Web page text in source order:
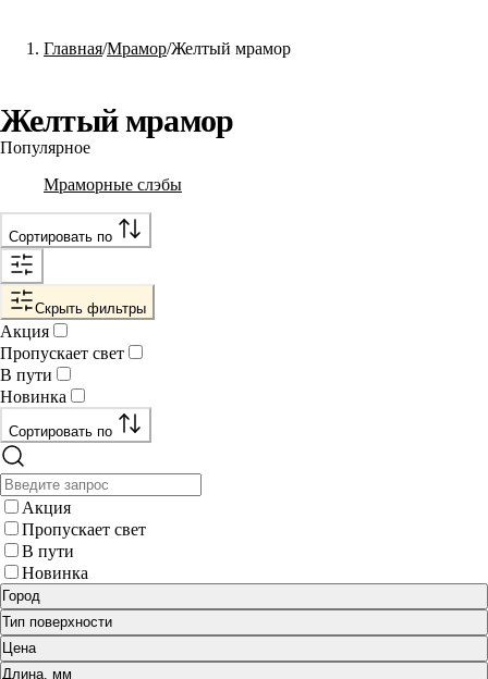
Главная Мрамор Желтый мрамор
Желтый мрамор
Популярное
Мраморные слэбы
Сортировать по
Скрыть фильтры
Акция
Пропускает свет
В пути
Новинка
Сортировать по
Акция
Пропускает свет
В пути
Новинка
Город
Тип поверхности
Цена
Длина, мм